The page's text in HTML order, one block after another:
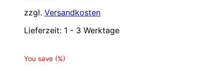
zzgl. Versandkosten
Lieferzeit: 1 - 3 Werktage
You save (%)